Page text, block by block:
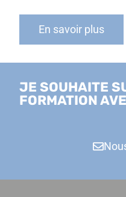
En savoir plus
JE SOUHAITE
FORMATION